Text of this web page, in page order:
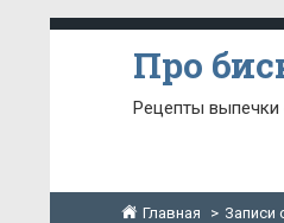
Про
Рецепты выпечки
Главная Записи